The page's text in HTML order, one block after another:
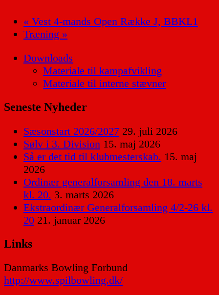
« Vest 4-mands Open Række J, BBKL1
Træning »
Downloads
Materiale til kampafvikling
Materiale til interne stævner
Seneste Nyheder
Sæsonstart 2026/2027 29. juli 2026
Sølv i 3. Division 15. maj 2026
Så er det tid til klubmesterskab. 15. maj
2026
Ordinær generalforsamling den 18. marts
kl. 20. 3. marts 2026
Ekstraordinær Generalforsamling 4/2-26 kl.
20 21. januar 2026
Links
Danmarks Bowling Forbund
http://www.spilbowling.dk/